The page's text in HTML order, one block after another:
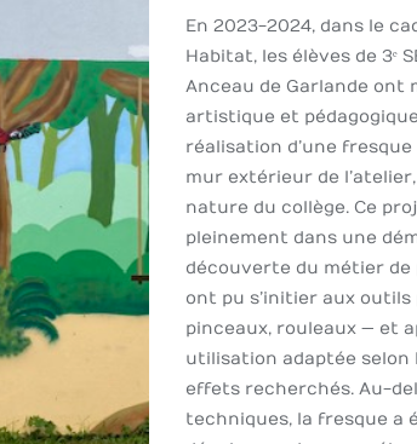
En 2023-2024, dans le
Habitat, les élèves de 3ᵉ
Anceau de Garlande ont
artistique et
réalisation d’une
mur extérieur de
nature du collège. Ce
pleinement dans une
découverte du métier de
ont pu s’initier aux
pinceaux, rouleaux — et
utilisation adaptée selon
effets recherchés. Au-
techniques, la fresque a